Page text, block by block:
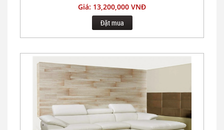
Giá: 13,200,000 VNĐ
Đặt mua